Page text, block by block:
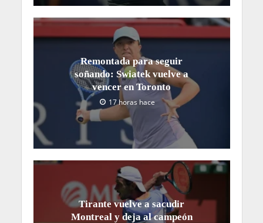
Remontada para seguir
soñando: Swiatek vuelve a
vencer en Toronto
17 horas hace
Tirante vuelve a sacudir
Montreal y deja al campeón